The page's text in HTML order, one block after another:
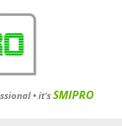
•it'sSMIPRO